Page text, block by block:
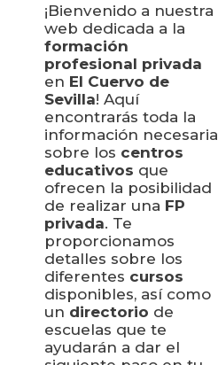
¡Bienvenido a nuestra
web dedicada a la
formación
profesional privada
en El Cuervo de
Sevilla! Aquí
encontrarás toda la
información necesaria
sobre los centros
educativos que
ofrecen la posibilidad
de realizar una FP
privada. Te
proporcionamos
detalles sobre los
diferentes cursos
disponibles, así como
un directorio de
escuelas que te
ayudarán a dar el